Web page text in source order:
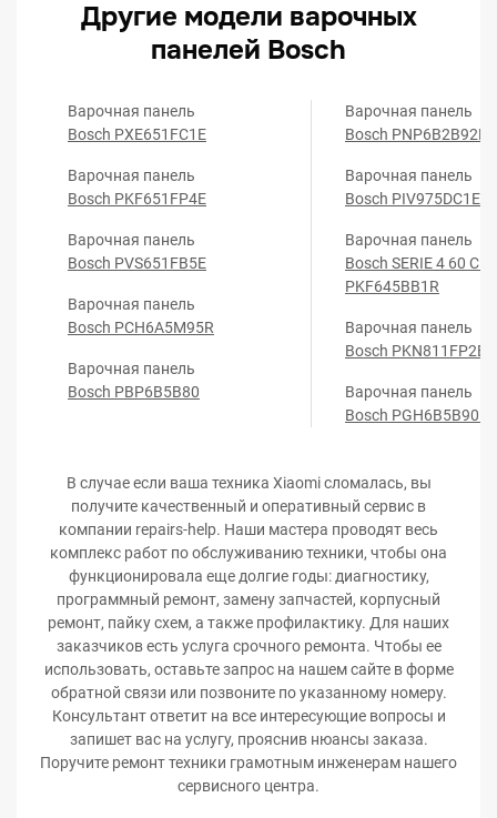
Другие модели варочных
панелей Bosch
Варочная панель
Bosch PXE651FC1E
Варочная панель
Bosch PKF651FP4E
Варочная панель
Bosch PVS651FB5E
Варочная панель
Bosch PCH6A5M95R
Варочная панель
Bosch PBP6B5B80
Варочная панель
Bosch PNP6B2B92R
Варочная панель
Bosch PIV975DC1E
Варочная панель
Bosch SERIE 4 60 CM
PKF645BB1R
Варочная панель
Bosch PKN811FP2E
Варочная панель
Bosch PGH6B5B90R
В случае если ваша техника Xiaomi сломалась, вы
получите качественный и оперативный сервис в
компании repairs-help. Наши мастера проводят весь
комплекс работ по обслуживанию техники, чтобы она
функционировала еще долгие годы: диагностику,
программный ремонт, замену запчастей, корпусный
ремонт, пайку схем, а также профилактику. Для наших
заказчиков есть услуга срочного ремонта. Чтобы ее
использовать, оставьте запрос на нашем сайте в форме
обратной связи или позвоните по указанному номеру.
Консультант ответит на все интересующие вопросы и
запишет вас на услугу, прояснив нюансы заказа.
Поручите ремонт техники грамотным инженерам нашего
сервисного центра.